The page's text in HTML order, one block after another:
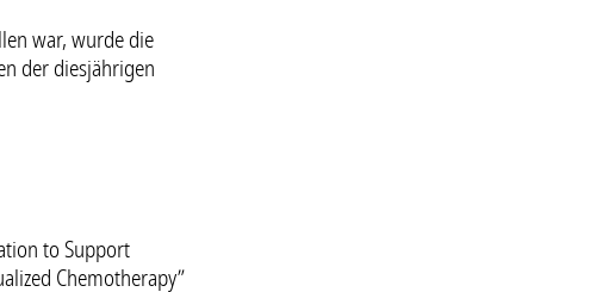
war, wurde die
der diesjährigen
to Support
Chemotherapy”